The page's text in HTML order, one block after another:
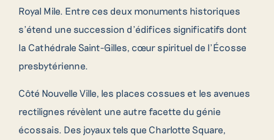
Royal Mile. Entre ces deux monuments historiques
s’étend une succession d’édifices significatifs dont
la Cathédrale Saint-Gilles, cœur spirituel de l’Écosse
presbytérienne.
Côté Nouvelle Ville, les places cossues et les avenues
rectilignes révèlent une autre facette du génie
écossais. Des joyaux tels que Charlotte Square,